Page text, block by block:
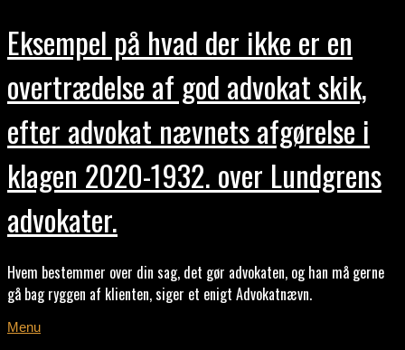
Eksempel på hvad der ikke er en
overtrædelse af god advokat skik,
efter advokat nævnets afgørelse i
klagen 2020-1932. over Lundgrens
advokater.
Hvem bestemmer over din sag, det gør advokaten, og han må gerne
gå bag ryggen af klienten, siger et enigt Advokatnævn.
Menu